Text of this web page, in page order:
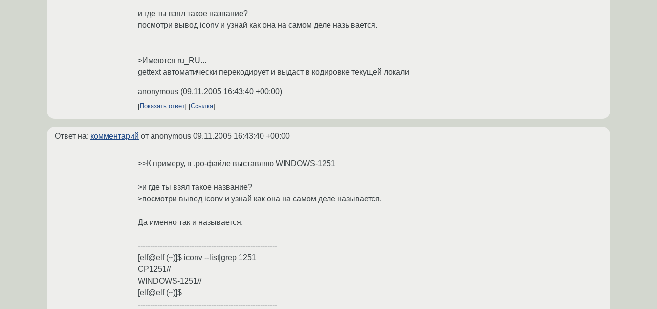
и где ты взял такое название?
посмотри вывод iconv и узнай как она на самом деле называется.
>Имеются ru_RU...
gettext автоматически перекодирует и выдаст в кодировке текущей локали
anonymous (09.11.2005 16:43:40 +00:00)
Показать ответ Ссылка
Ответ на: комментарий от anonymous 09.11.2005 16:43:40 +00:00
>>К примеру, в .po-файле выставляю WINDOWS-1251
>и где ты взял такое название?
>посмотри вывод iconv и узнай как она на самом деле называется.
Да именно так и называется:
---------------------------------------------------------
[elf@elf (~)]$ iconv --list|grep 1251
CP1251//
WINDOWS-1251//
[elf@elf (~)]$
---------------------------------------------------------